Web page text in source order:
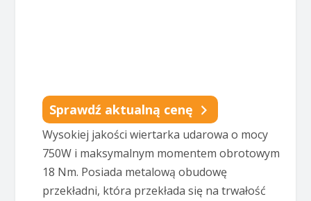
Sprawdź aktualną cenę
Wysokiej jakości wiertarka udarowa o mocy
750W i maksymalnym momentem obrotowym
18 Nm. Posiada metalową obudowę
przekładni, która przekłada się na trwałość